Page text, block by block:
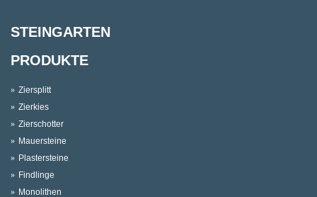
STEINGARTEN
PRODUKTE
Ziersplitt
Zierkies
Zierschotter
Mauersteine
Plastersteine
Findlinge
Monolithen